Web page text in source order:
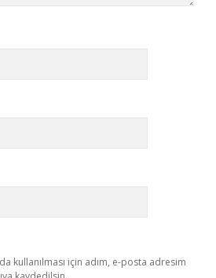
kullanılması için adım, e-posta adresim